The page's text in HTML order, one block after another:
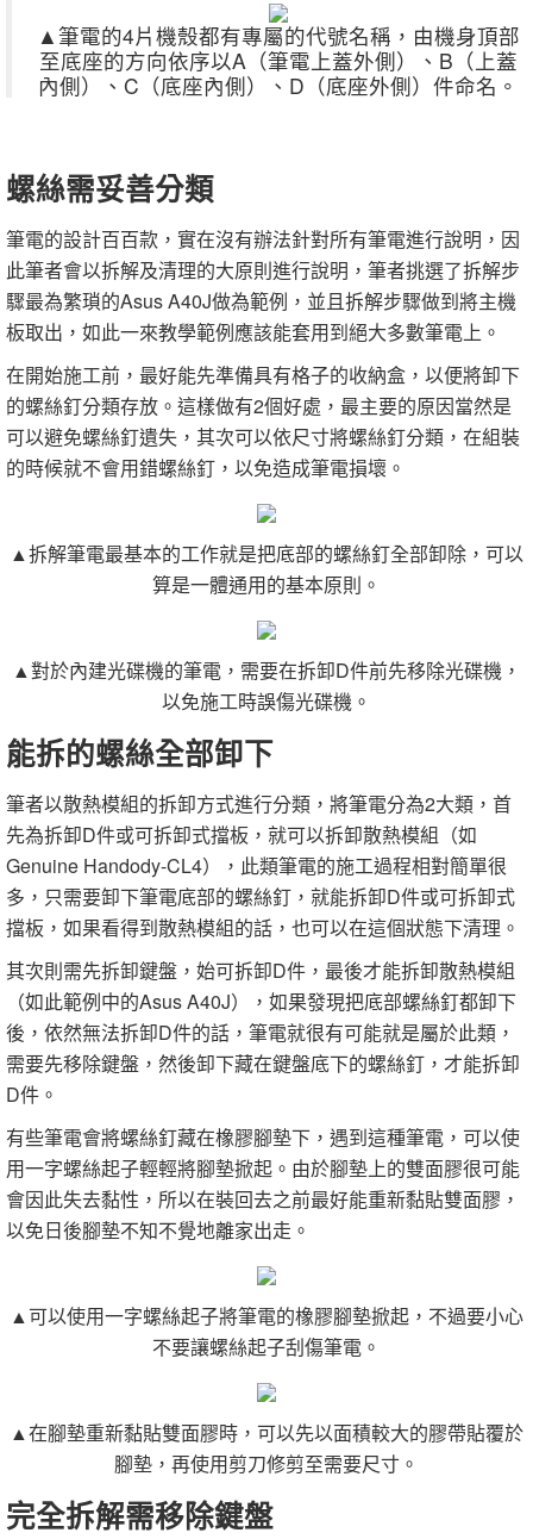
▲筆電的4片機殼都有專屬的代號名稱，由機身頂部
至底座的方向依序以A（筆電上蓋外側）、B（上蓋
內側）、C（底座內側）、D（底座外側）件命名。
螺絲需妥善分類
筆電的設計百百款，實在沒有辦法針對所有筆電進行說明，因
此筆者會以拆解及清理的大原則進行說明，筆者挑選了拆解步
驟最為繁瑣的Asus A40J做為範例，並且拆解步驟做到將主機
板取出，如此一來教學範例應該能套用到絕大多數筆電上。
在開始施工前，最好能先準備具有格子的收納盒，以便將卸下
的螺絲釘分類存放。這樣做有2個好處，最主要的原因當然是
可以避免螺絲釘遺失，其次可以依尺寸將螺絲釘分類，在組裝
的時候就不會用錯螺絲釘，以免造成筆電損壞。
▲拆解筆電最基本的工作就是把底部的螺絲釘全部卸除，可以
算是一體通用的基本原則。
▲對於內建光碟機的筆電，需要在拆卸D件前先移除光碟機，
以免施工時誤傷光碟機。
能拆的螺絲全部卸下
筆者以散熱模組的拆卸方式進行分類，將筆電分為2大類，首
先為拆卸D件或可拆卸式擋板，就可以拆卸散熱模組（如
Genuine Handody-CL4），此類筆電的施工過程相對簡單很
多，只需要卸下筆電底部的螺絲釘，就能拆卸D件或可拆卸式
擋板，如果看得到散熱模組的話，也可以在這個狀態下清理。
其次則需先拆卸鍵盤，始可拆卸D件，最後才能拆卸散熱模組
（如此範例中的Asus A40J），如果發現把底部螺絲釘都卸下
後，依然無法拆卸D件的話，筆電就很有可能就是屬於此類，
需要先移除鍵盤，然後卸下藏在鍵盤底下的螺絲釘，才能拆卸
D件。
有些筆電會將螺絲釘藏在橡膠腳墊下，遇到這種筆電，可以使
用一字螺絲起子輕輕將腳墊掀起。由於腳墊上的雙面膠很可能
會因此失去黏性，所以在裝回去之前最好能重新黏貼雙面膠，
以免日後腳墊不知不覺地離家出走。
▲可以使用一字螺絲起子將筆電的橡膠腳墊掀起，不過要小心
不要讓螺絲起子刮傷筆電。
▲在腳墊重新黏貼雙面膠時，可以先以面積較大的膠帶貼覆於
腳墊，再使用剪刀修剪至需要尺寸。
完全拆解需移除鍵盤